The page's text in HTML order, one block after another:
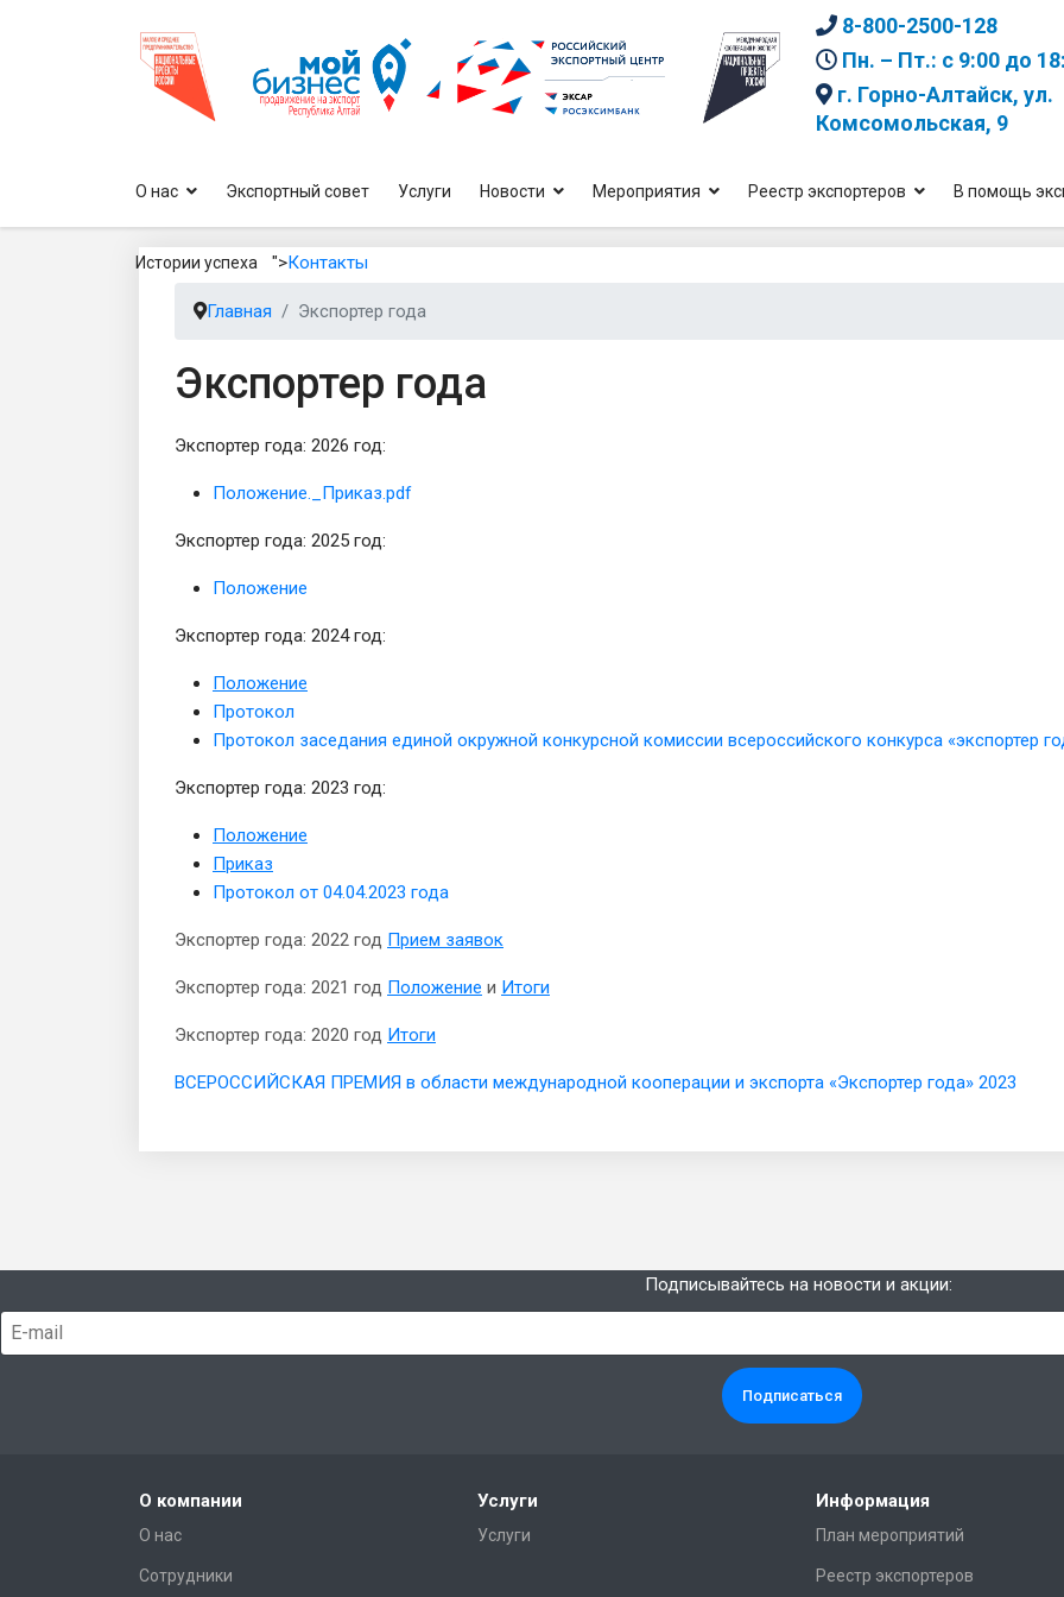
8-800-2500-128
Пн. – Пт.: с 9:00 до
г. Горно-Алтайск, ул.
Комсомольская, 9
О нас Экспортный совет Услуги Новости Мероприятия Реестр экспортеров В помощь
Истории успеха ">Контакты
Главная Экспортер года
Экспортер года
Экспортер года: 2026 год:
Положение._Приказ.pdf
Экспортер года: 2025 год:
Положение
Экспортер года: 2024 год:
Положение
Протокол
Протокол заседания единой окружной конкурсной комиссии всероссийского конкурса «экспортер
Экспортер года: 2023 год:
Положение
Приказ
Протокол от 04.04.2023 года
Экспортер года: 2022 год Прием заявок
Экспортер года: 2021 год Положение и Итоги
Экспортер года: 2020 год Итоги
ВСЕРОССИЙСКАЯ ПРЕМИЯ в области международной кооперации и экспорта «Экспортер года» 2023
Подписывайтесь на новости и акции:
О компании
О нас
Сотрудники
Услуги
Услуги
Информация
План мероприятий
Реестр экспортеров